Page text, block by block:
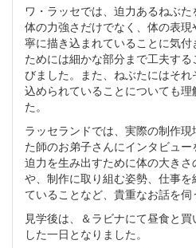
ワ・ラッセでは、迫力あるねぶ
体の力強さだけでなく、体の表
寧に描き込まれていることに気
ためには細かな部分まで工夫す
びました。また、ねぶたにはそ
込められていることについても
た。
ラッセランドでは、実際の制作
た師のお弟子さんにインタビュー
迫力を生み出すために体の大き
や、制作に取り組む姿勢、仕事
ていることなど、貴重なお話を伺
見学後は、＆ラビナにて昼食と
した一日となりました。